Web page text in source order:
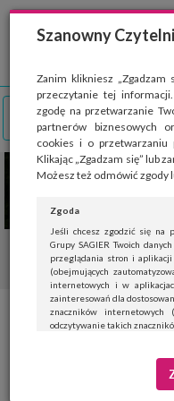
Szanowny
Zanim klikniesz
przeczytanie tej
zgodę na przetwarzanie
partnerów biznesowych
cookies i o przetwarzaniu
Klikając „Zgadzam się” lub
Możesz też odmówić zgody
Zgoda
Jeśli chcesz zgodzić się na
Grupy SAGIER Twoich
przeglądania stron i
(obejmujących
internetowych i w
zainteresowań dla
znaczników internetowych
odczytywanie takich
Jeśli nie chcesz wyrazić
Wyrażenie zgody jest
Strona wykorzystuje pliki cookies,
Wyrażając zgodę na używanie
przeglądarki. Przejdź do
polityki
Bezpieczne
Europejskiej